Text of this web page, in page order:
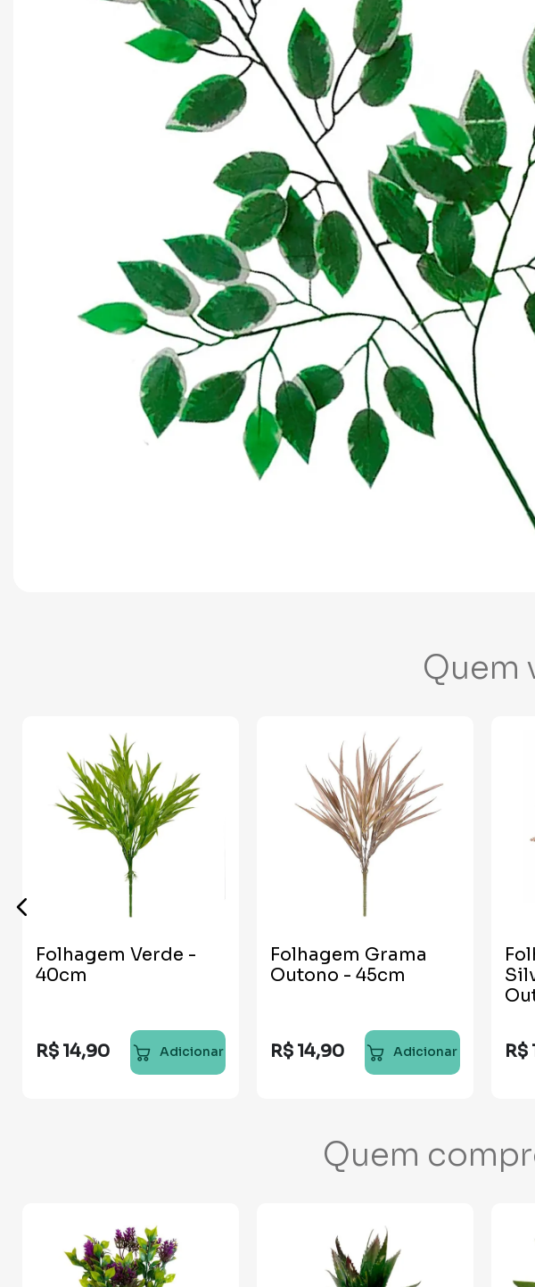
Quem
Folhagem Verde -
40cm
R$ 14,90 Adicionar
Folhagem Grama
Outono - 45cm
R$ 14,90 Adicionar R$
Quem